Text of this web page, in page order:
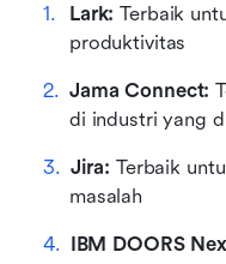
Lark: Terbaik
produktivitas
Jama Connect:
di industri yang
Jira: Terbaik
masalah
IBM DOORS